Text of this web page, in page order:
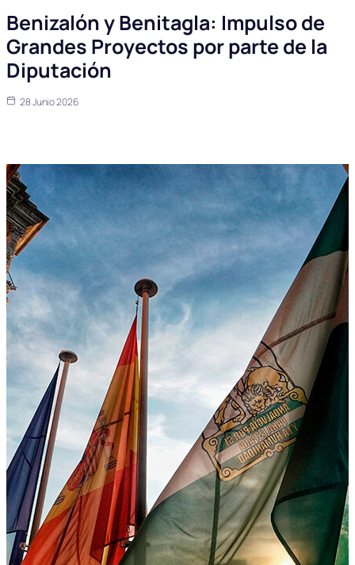
Benizalón y Benitagla: Impulso de
Grandes Proyectos por parte de la
Diputación
28 Junio 2026